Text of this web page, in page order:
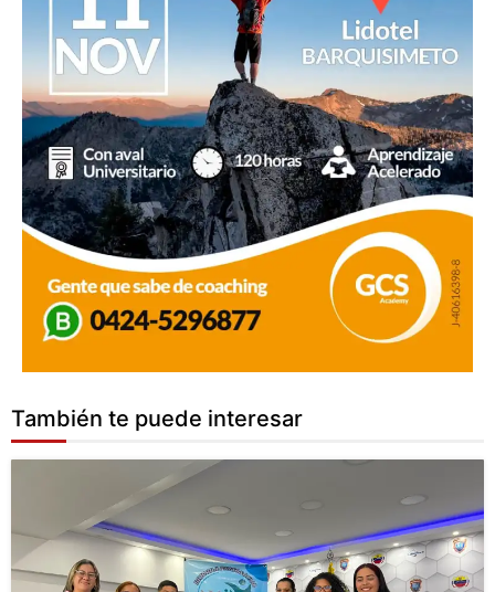
También te puede interesar